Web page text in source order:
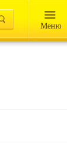
Mеню